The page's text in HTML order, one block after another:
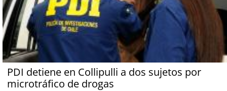
PDI detiene en Collipulli a dos sujetos por
microtráfico de drogas